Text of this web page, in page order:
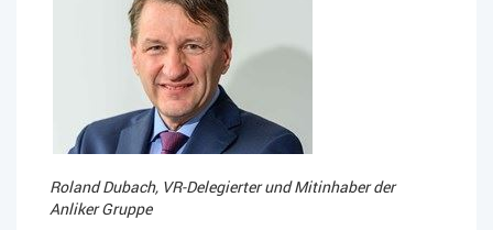
Roland Dubach, VR-Delegierter und Mitinhaber der
Anliker Gruppe